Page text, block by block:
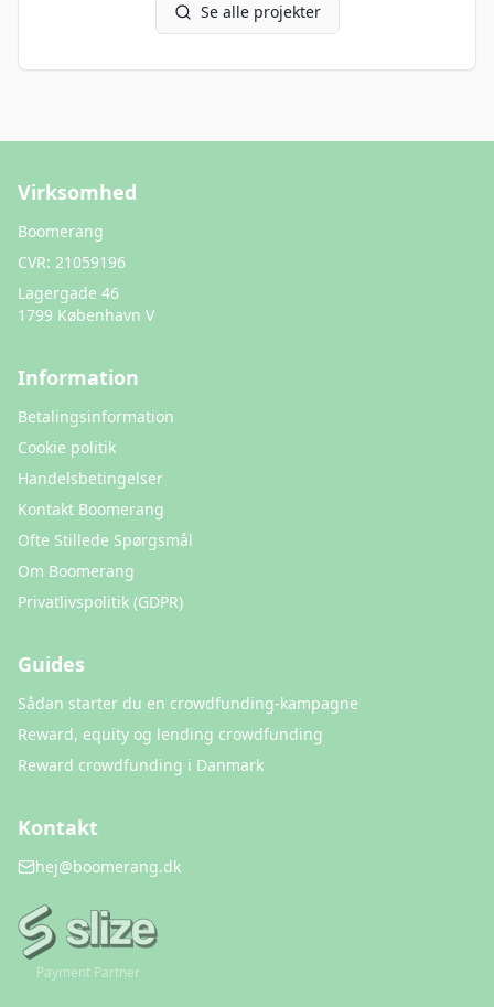
Se alle projekter
Virksomhed
Boomerang
CVR: 21059196
Lagergade 46
1799 København V
Information
Betalingsinformation
Cookie politik
Handelsbetingelser
Kontakt Boomerang
Ofte Stillede Spørgsmål
Om Boomerang
Privatlivspolitik (GDPR)
Guides
Sådan starter du en crowdfunding-kampagne
Reward, equity og lending crowdfunding
Reward crowdfunding i Danmark
Kontakt
hej@boomerang.dk
Payment Partner